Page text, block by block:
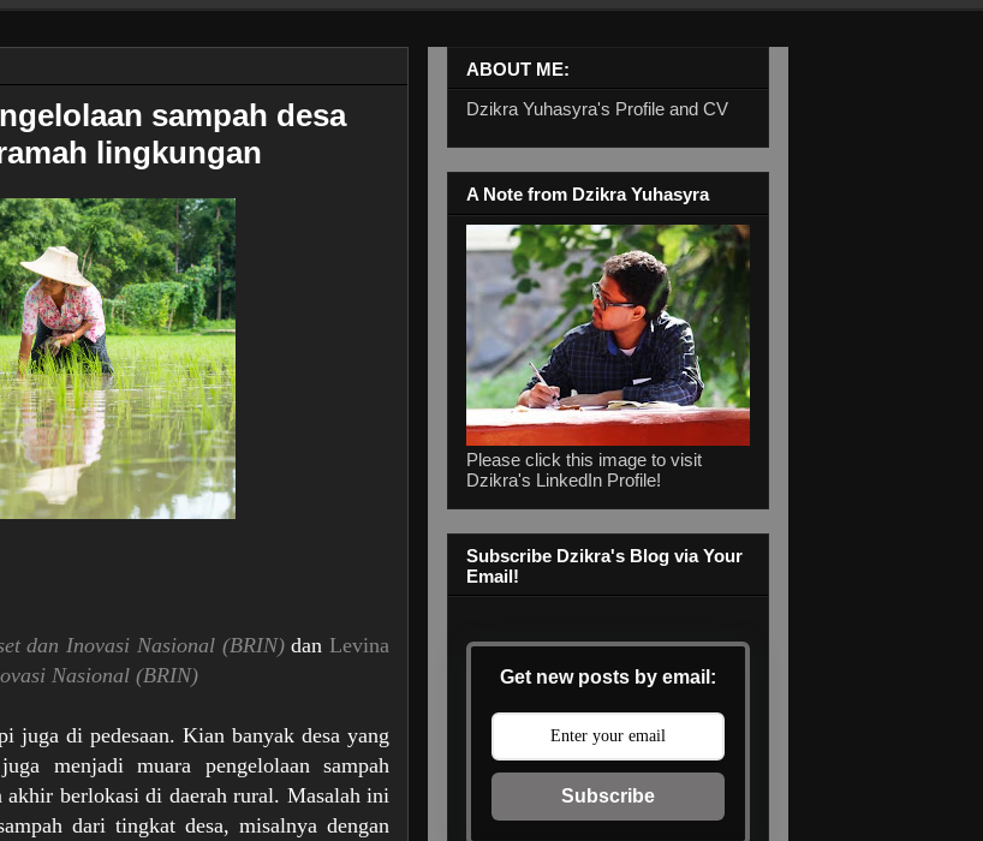
sampah desa
lingkungan
dan Inovasi Nasional (BRIN)danLevina
Nasional (BRIN)
juga di pedesaan. Kian banyak desa yang
menjadi muara pengelolaan sampah
akhir berlokasi di daerah rural. Masalah ini
dari tingkat desa, misalnya dengan
ABOUT ME:
Dzikra Yuhasyra's Profile and CV
A Note from Dzikra Yuhasyra
Please click this image to visit
Dzikra's LinkedIn Profile!
Subscribe Dzikra's Blog via Your
Email!
Get new posts by email:
Subscribe